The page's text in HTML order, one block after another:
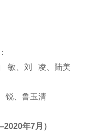
敏、刘 凌、陆美
、鲁玉清
年7月）